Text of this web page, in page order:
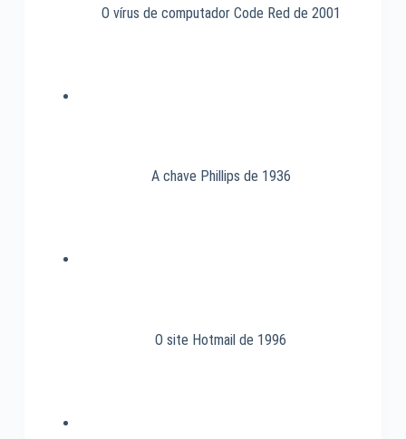
O vírus de computador Code Red de 2001
A chave Phillips de 1936
O site Hotmail de 1996